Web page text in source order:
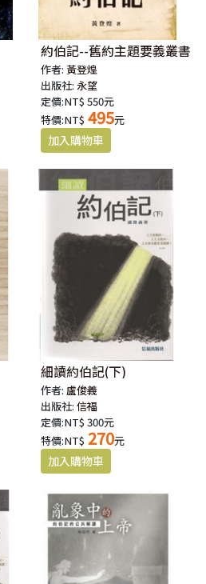
約伯記--舊約主題要義叢書
作者: 黃登煌
出版社:永望
定價:NT$ 550元
特價:NT$ 495元
細讀約伯記(下)
作者:盧俊義
出版社:信福
定價:NT$ 300元
特價:NT$ 270元